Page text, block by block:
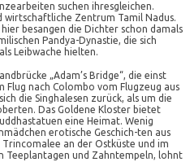
suchen ihresgleichen.
wirtschaftliche Zentrum Tamil Nadus.
besangen die Dichter schon damals
Pandya-Dynastie, die sich
Leibwache hielten.
„Adam’s Bridge“, die einst
Flug nach Colombo vom Flugzeug aus
die Singhalesen zurück, als um die
Das Goldene Kloster bietet
eine Heimat. Wenig
erotische Geschich-ten aus
an der Ostküste und im
Teeplantagen und Zahntempeln, lohnt